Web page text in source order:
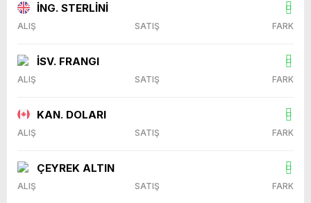
İNG. STERLİNİ
ALIŞ SATIŞ FARK
İSV. FRANGI
ALIŞ SATIŞ FARK
KAN. DOLARI
ALIŞ SATIŞ FARK
ÇEYREK ALTIN
ALIŞ SATIŞ FARK